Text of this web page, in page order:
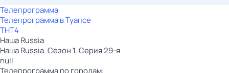
Телепрограмма
Телепрограмма в Туапсе
ТНТ4
Наша Russia
Наша Russia. Сезон 1. Серия 29-я
null
Телепрограмма по городам: